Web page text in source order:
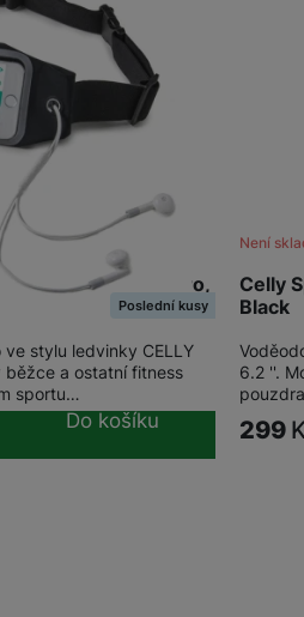
a tělo
neoprénové pouzdro,
Poslední kusy
stylu ledvinky CELLY
běžce a ostatní fitness
sportu…
Do košíku
Celly
Black
Není
6.2 ''.
299